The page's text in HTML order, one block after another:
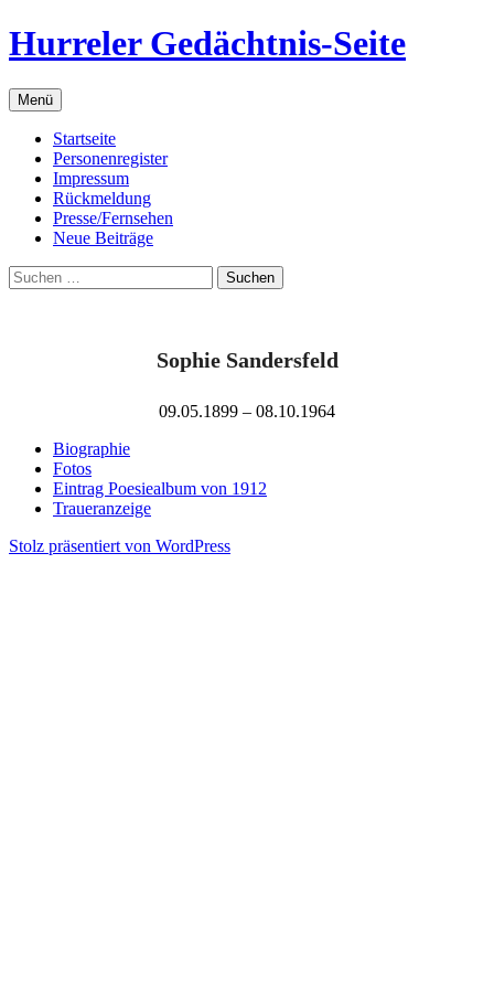
Zum
Inhalt
Hurreler Gedächtnis-Seite
Menü
Startseite
Personenregister
Impressum
Rückmeldung
Presse/Fernsehen
Neue Beiträge
Suchen
nach:
Sophie Sandersfeld
09.05.1899 – 08.10.1964
Biographie
Fotos
Eintrag Poesiealbum von 1912
Traueranzeige
Stolz präsentiert von WordPress